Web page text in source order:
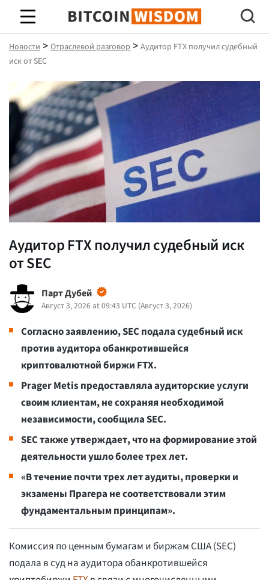
Биткойн Мудрость
Новости > Отраслевой разговор > Аудитор FTX получил судебный
иск от SEC
Аудитор FTX получил судебный иск
от SEC
Парт Дубей
Август 3, 2026 at 09:43 UTC (Август 3, 2026)
Согласно заявлению, SEC подала судебный иск
против аудитора обанкротившейся
криптовалютной биржи FTX.
Prager Metis предоставляла аудиторские услуги
своим клиентам, не сохраняя необходимой
независимости, сообщила SEC.
SEC также утверждает, что на формирование этой
деятельности ушло более трех лет.
«В течение почти трех лет аудиты, проверки и
экзамены Прагера не соответствовали этим
фундаментальным принципам».
Комиссия по ценным бумагам и биржам США (SEC)
подала в суд на аудитора обанкротившейся